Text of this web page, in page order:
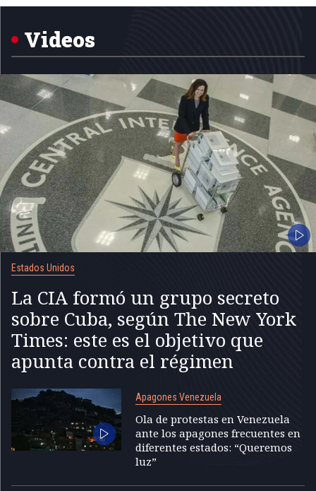
5
Videos
Estados Unidos
La CIA formó un grupo secreto
sobre Cuba, según The New York
Times: este es el objetivo que
apunta contra el régimen
Apagones Venezuela
Ola de protestas en Venezuela
ante los apagones frecuentes en
diferentes estados: “Queremos
luz”